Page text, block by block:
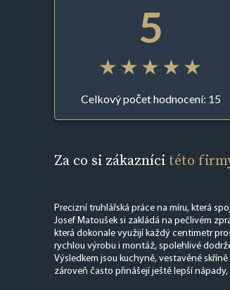
5
Celkový počet hodnocení: 15
Za co si zákazníci této
Precizní truhlářská práce na míru, která
Josef Matoušek si zakládá na pečlivém
která dokonale využijí každý centimetr
rychlou výrobu i montáž, spolehlivé
Výsledkem jsou kuchyně, vestavěné
zároveň často přinášejí ještě lepší